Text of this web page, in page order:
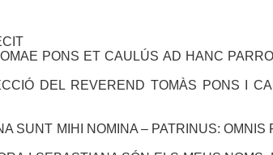
PONS ET CAULÚS AD HANC
DEL REVEREND TOMÀS PONS I
SUNT MIHI NOMINA – PATRINUS: OMNIS